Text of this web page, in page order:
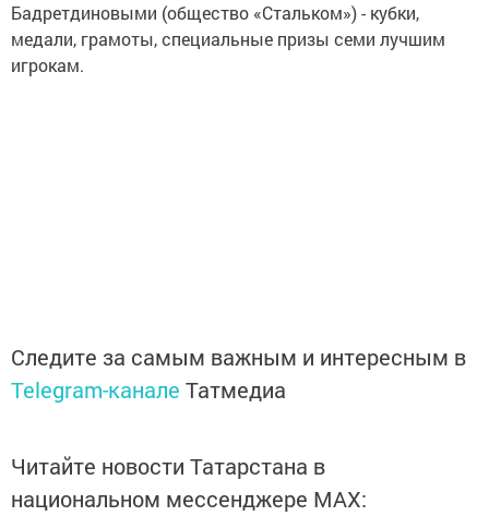
Бадретдиновыми (общество «Стальком») - кубки,
медали, грамоты, специальные призы семи лучшим
игрокам.
Следите за самым важным и интересным в
Telegram-канале Татмедиа
Читайте новости Татарстана в
национальном мессенджере MАХ: